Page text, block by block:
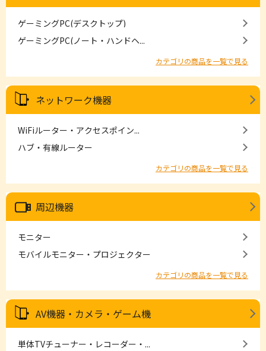
ゲーミングPC(デスクトップ)
ゲーミングPC(ノート・ハンドヘ...
カテゴリの商品を一覧で見る
ネットワーク機器
WiFiルーター・アクセスポイン...
ハブ・有線ルーター
カテゴリの商品を一覧で見る
周辺機器
モニター
モバイルモニター・プロジェクター
カテゴリの商品を一覧で見る
AV機器・カメラ・ゲーム機
単体TVチューナー・レコーダー・...